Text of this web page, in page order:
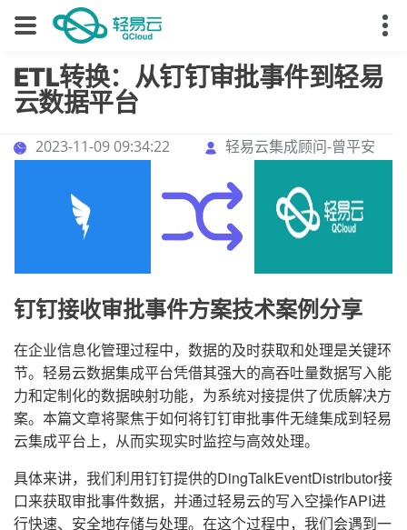
ETL转换：从钉钉审批事件到轻易
云数据平台
2023-11-09 09:34:22 轻易云集成顾问-曾平安
钉钉接收审批事件方案技术案例分享
在企业信息化管理过程中，数据的及时获取和处理是关键环
节。轻易云数据集成平台凭借其强大的高吞吐量数据写入能
力和定制化的数据映射功能，为系统对接提供了优质解决方
案。本篇文章将聚焦于如何将钉钉审批事件无缝集成到轻易
云集成平台上，从而实现实时监控与高效处理。
具体来讲，我们利用钉钉提供的DingTalkEventDistributor接
口来获取审批事件数据，并通过轻易云的写入空操作API进
行快速、安全地存储与处理。在这个过程中，我们会遇到一